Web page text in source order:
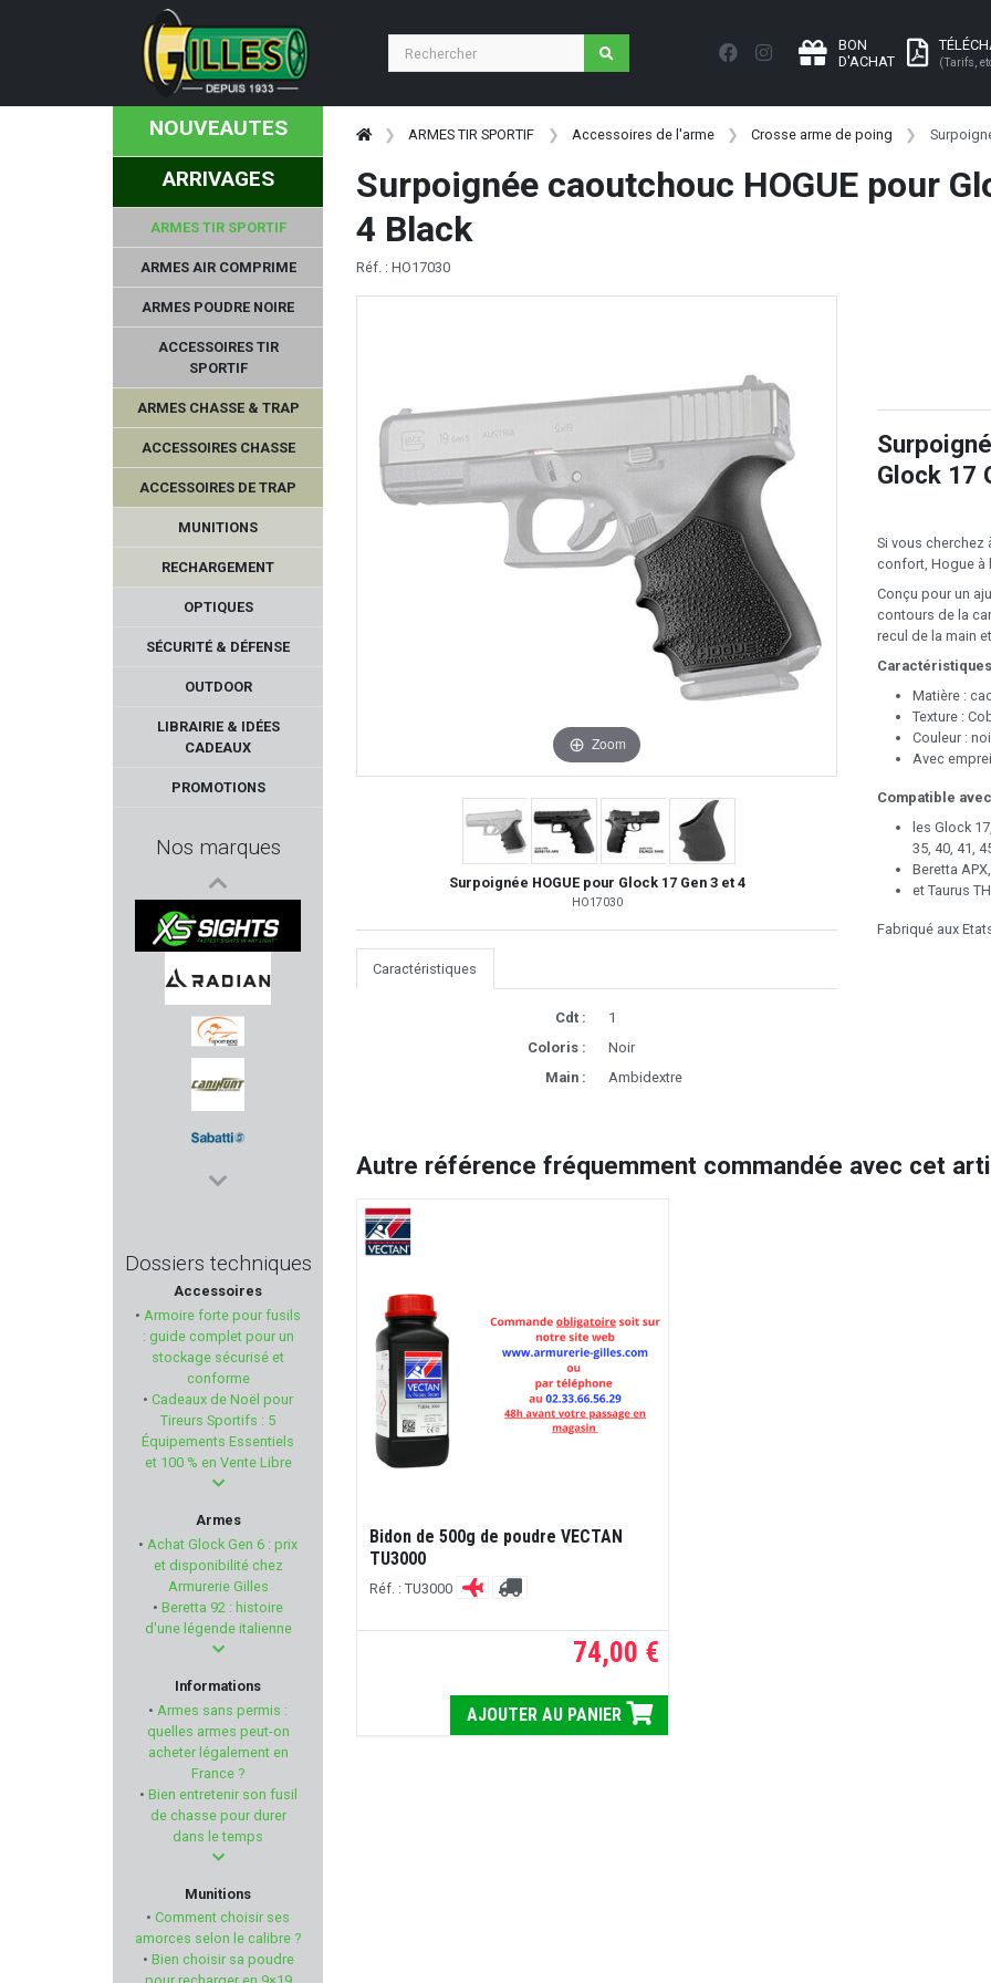
BON
D'ACHAT
(Tarifs,
NOUVEAUTES
ARRIVAGES
ARMES TIR SPORTIF
ARMES AIR COMPRIME
ARMES POUDRE NOIRE
ACCESSOIRES TIR
SPORTIF
ARMES CHASSE & TRAP
ACCESSOIRES CHASSE
ACCESSOIRES DE TRAP
MUNITIONS
RECHARGEMENT
OPTIQUES
SÉCURITÉ & DÉFENSE
OUTDOOR
LIBRAIRIE & IDÉES
CADEAUX
PROMOTIONS
Nos marques
CHAPUIS ARMES
XS SIGHTS
RADIAN WEAPONS
SPORTDOG
CANIHUNT
SABATTI
DELORY BRUMARD
RUBBER BALLS
MOSSBERG
COMPANY ANIMALS'
ARMENET
MAVERICK
PHASE 5
NYCO
BUL ARMORY
BOKER
Dossiers techniques
Accessoires
• Armoire forte pour fusils
: guide complet pour un
stockage sécurisé et
conforme
• Cadeaux de Noël pour
Tireurs Sportifs : 5
Équipements Essentiels
et 100 % en Vente Libre
Armes
• Achat Glock Gen 6 : prix
et disponibilité chez
Armurerie Gilles
• Beretta 92 : histoire
d'une légende italienne
Informations
• Armes sans permis :
quelles armes peut-on
acheter légalement en
France ?
• Bien entretenir son fusil
de chasse pour durer
dans le temps
Munitions
• Comment choisir ses
amorces selon le calibre ?
• Bien choisir sa poudre
ARMES TIR SPORTIF Accessoires de l'arme Crosse arme de poing
Surpoignée caoutchouc HOGUE pour
4 Black
Réf. : HO17030
Zoom
Surpoignée HOGUE pour Glock 17 Gen 3 et 4
HO17030
Caractéristiques
Cdt :
1
Coloris :
Noir
Main :
Ambidextre
Glock 17
Si vous cherchez
confort, Hogue à
Conçu pour un
contours de la
recul de la main
Matière :
Texture :
Couleur :
Avec
Compatible
les Glock
35, 40, 41,
Beretta APX,
et Taurus
Fabriqué aux
Autre référence fréquemment commandée avec cet
Bidon de 500g de poudre VECTAN
TU3000
Réf. : TU3000
74,00 €
AJOUTER AU PANIER